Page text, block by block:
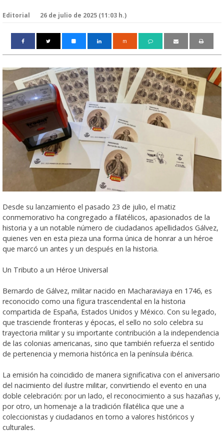
Editorial 26 de julio de 2025 (11:03 h.)
m
Desde su lanzamiento el pasado 23 de julio, el matiz
conmemorativo ha congregado a filatélicos, apasionados de la
historia y a un notable número de ciudadanos apellidados Gálvez,
quienes ven en esta pieza una forma única de honrar a un héroe
que marcó un antes y un después en la historia.
Un Tributo a un Héroe Universal
Bernardo de Gálvez, militar nacido en Macharaviaya en 1746, es
reconocido como una figura trascendental en la historia
compartida de España, Estados Unidos y México. Con su legado,
que trasciende fronteras y épocas, el sello no solo celebra su
trayectoria militar y su importante contribución a la independencia
de las colonias americanas, sino que también refuerza el sentido
de pertenencia y memoria histórica en la península ibérica.
La emisión ha coincidido de manera significativa con el aniversario
del nacimiento del ilustre militar, convirtiendo el evento en una
doble celebración: por un lado, el reconocimiento a sus hazañas y,
por otro, un homenaje a la tradición filatélica que une a
coleccionistas y ciudadanos en torno a valores históricos y
culturales.